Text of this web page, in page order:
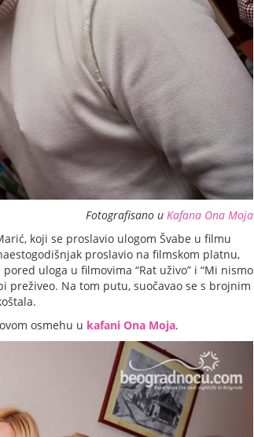
Fotografisano u Kafana Ona Moja
koji se proslavio ulogom Švabe u filmu
proslavio na filmskom platnu,
uloga u filmovima “Rat uživo” i “Mi nismo
preživeo. Na tom putu, suočavao se s brojnim
osmehu u kafani Ona Moja.